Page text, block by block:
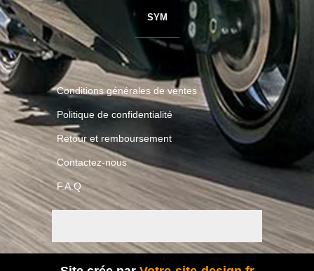
SYM
r
Conditions générales de ventes
Politique de confidentialité
Retour et remboursement
Contactez-nous
F.A.Q